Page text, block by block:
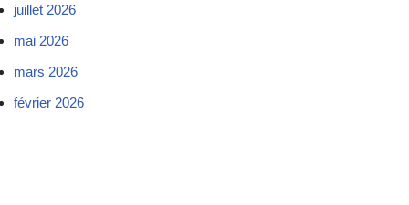
juillet 2026
mai 2026
mars 2026
février 2026